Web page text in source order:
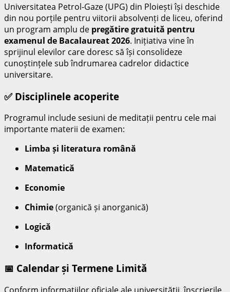
Universitatea Petrol-Gaze (UPG) din Ploiești își deschide
din nou porțile pentru viitorii absolvenți de liceu, oferind
un program amplu de pregătire gratuită pentru
examenul de Bacalaureat 2026. Inițiativa vine în
sprijinul elevilor care doresc să își consolideze
cunoștințele sub îndrumarea cadrelor didactice
universitare.
✅ Disciplinele acoperite
Programul include sesiuni de meditații pentru cele mai
importante materii de examen:
Limba și literatura română
Matematică
Economie
Chimie(organică și anorganică)
Logică
Informatică
📅 Calendar și Termene Limită